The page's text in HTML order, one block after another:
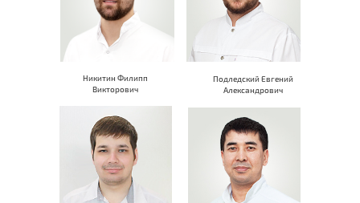
Подледский Евгений
Александрович
Никитин Филипп
Викторович